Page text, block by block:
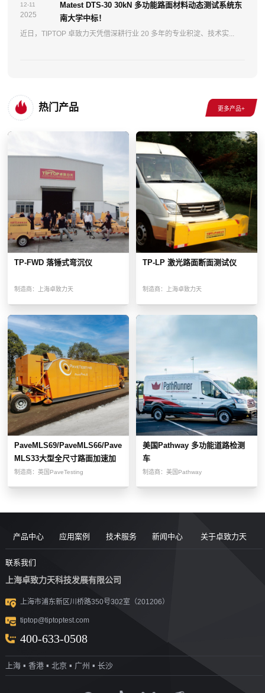
12-11
2025
Matest DTS-30 30kN 多功能路面材料动态测试系统东
南大学中标！
近日，TIPTOP 卓致力天凭借深耕行业 20 多年的专业积淀、技术实...
热门产品
TP-FWD 落锤式弯沉仪
制造商： 上海卓致力天
TP-LP 激光路面断面测试仪
制造商： 上海卓致力天
PaveMLS69/PaveMLS66/Pave
MLS33大型全尺寸路面加速加
载测试设备
制造商： 英国PaveTesting
美国Pathway 多功能道路检测
车
制造商： 美国Pathway
产品中心
道路现场检
测设备
沥青/沥青胶
结料测试设
沥青混合料
设备
岩石力学测
试设备
集料/水泥/混
应用案例
视频
技术服务
团队风采
UTM升级
技术答疑
新闻中心 关于卓致力天
合作伙伴
联系我们
上海卓致力天科技发展有限公司
上海市浦东新区川桥路350号302室（201206）
tiptop@tiptoptest.com
400-633-0508
上海 ▪ 香港 ▪ 北京 ▪ 广州 ▪ 长沙